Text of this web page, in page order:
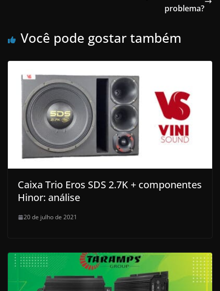
problema?
Você pode gostar também
Caixa Trio Eros SDS 2.7K + componentes
Hinor: análise
20 de julho de 2021